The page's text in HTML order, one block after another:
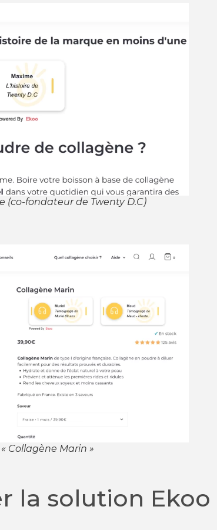
(co-fondateur de Twenty D.C)
Collagène Marin »
la solution Ekoo